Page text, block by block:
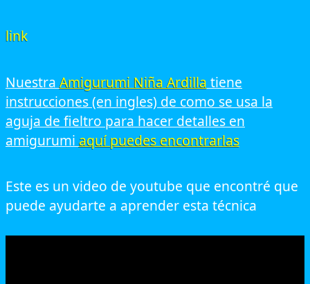
link
NuestraAmigurumi Niña Ardilla tiene
instrucciones (en ingles) de como se usa la
aguja de fieltro para hacer detalles en
amigurumi aquí puedes encontrarlas
Este es un video de youtube que encontré que
puede ayudarte a aprender esta técnica